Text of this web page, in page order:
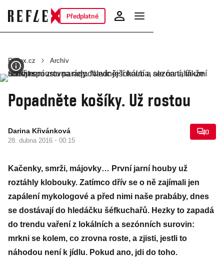
Předplatné
Reflex.cz Archív
Popadněte košíky. Už rostou
Darina Křivánková
28. dubna 2016 · 00:15
0
Kačenky, smrži, májovky… První jarní houby už
roztáhly klobouky. Zatímco dřív se o ně zajímali jen
zapálení mykologové a před nimi naše prabáby, dnes
se dostávají do hledáčku šéfkuchařů. Hezky to zapadá
do trendu vaření z lokálních a sezónních surovin:
mrkni se kolem, co zrovna roste, a zjisti, jestli to
náhodou není k jídlu. Pokud ano, jdi do toho.